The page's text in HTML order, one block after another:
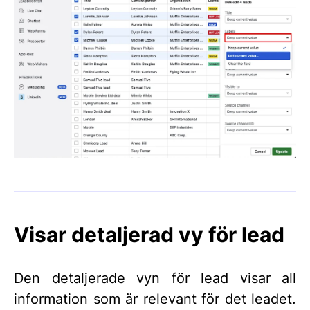
Visar detaljerad vy för lead
Den detaljerade vyn för lead visar all
information som är relevant för det leadet.